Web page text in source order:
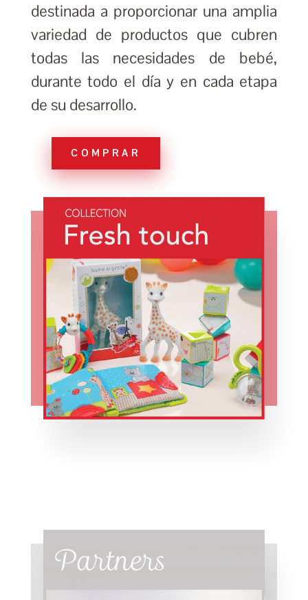
destinada a proporcionar una amplia
variedad de productos que cubren
todas las necesidades de bebé,
durante todo el día y en cada etapa
de su desarrollo.
COMPRAR